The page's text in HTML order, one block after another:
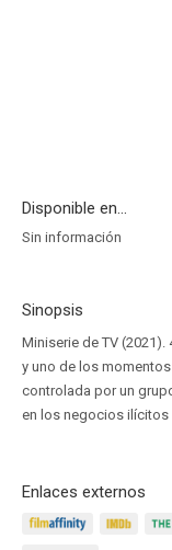
Disponible en...
Sin información
Sinopsis
Miniserie de TV
y uno de los
controlada por un
en los negocios ilícitos
Enlaces externos